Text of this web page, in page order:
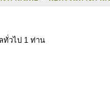
ทั่วไป 1 ท่าน